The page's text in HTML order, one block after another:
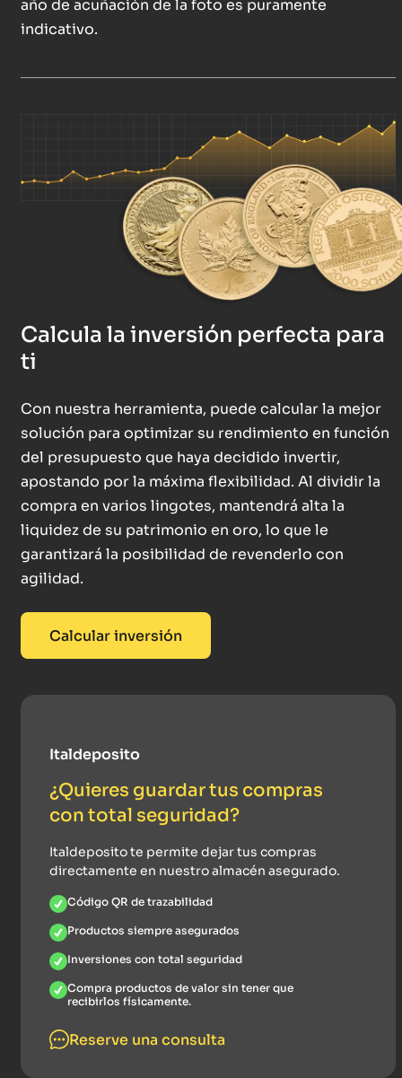
año de acuñación de la foto es puramente
indicativo.
Calcula la inversión perfecta para
ti
Con nuestra herramienta, puede calcular la mejor
solución para optimizar su rendimiento en función
del presupuesto que haya decidido invertir,
apostando por la máxima flexibilidad. Al dividir la
compra en varios lingotes, mantendrá alta la
liquidez de su patrimonio en oro, lo que le
garantizará la posibilidad de revenderlo con
agilidad.
Calcular inversión
Italdeposito
¿Quieres guardar tus compras
con total seguridad?
Italdeposito te permite dejar tus compras
directamente en nuestro almacén asegurado.
Código QR de trazabilidad
Productos siempre asegurados
Inversiones con total seguridad
Compra productos de valor sin tener que
recibirlos físicamente.
Reserve una consulta